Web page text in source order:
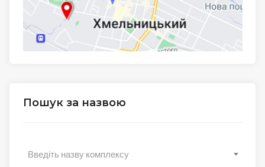
Пошук за назвою
Введіть назву комплексу